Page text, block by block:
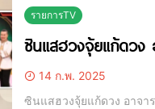
รายการTV
ซินแสฮวงจุ้ยแก้ดวง
14 ก.พ. 2025
ซินแสฮวงจุ้ยแก้ดวง อาจา